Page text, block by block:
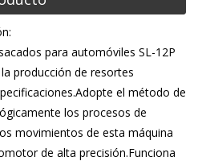
para automóviles SL-12P
producción de resortes
el método de
los procesos de
movimientos de esta máquina
de alta precisión.Funciona